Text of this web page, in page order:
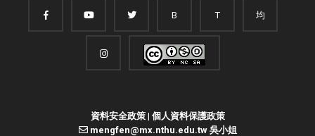
B T 均
資料安全政策| 個人資料保護政策
mengfen@mx.nthu.edu.tw 吳小姐